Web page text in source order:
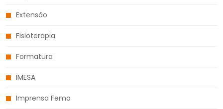
Extensão
Fisioterapia
Formatura
IMESA
Imprensa Fema